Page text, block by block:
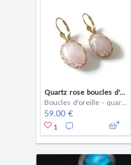
Quartz rose boucles d'oreilles en plaqué or et dormeuses
Boucles d'oreille - quartz
59.00 €
1